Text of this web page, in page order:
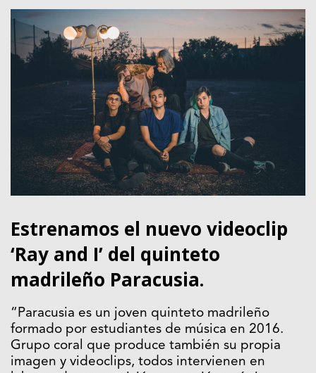
Estrenamos el nuevo videoclip
‘Ray and I’ del quinteto
madrileño Paracusia.
“Paracusia es un joven quinteto madrileño
formado por estudiantes de música en 2016.
Grupo coral que produce también su propia
imagen y videoclips, todos intervienen en